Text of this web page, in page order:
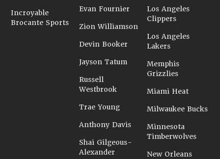
Incroyable
Brocante Sports
Evan Fournier
Zion Williamson
Devin Booker
Jayson Tatum
Russell
Westbrook
Trae Young
Anthony Davis
Shai Gilgeous-
Alexander
Los Angeles
Clippers
Los Angeles
Lakers
Memphis
Grizzlies
Miami Heat
Milwaukee Bucks
Minnesota
Timberwolves
New Orleans